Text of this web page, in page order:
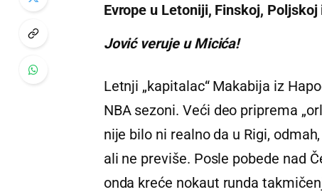
Evrope u Letoniji, Finskoj, Poljskoj
Jović veruje u Micića!
Letnji „kapitalac“ Makabija iz
NBA sezoni. Veći deo priprema
nije bilo ni realno da u Rigi,
ali ne previše. Posle pobede nad
onda kreće nokaut runda